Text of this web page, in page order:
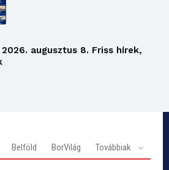
augusztus 8. Friss hírek,
Belföld BorVilág Továbbiak